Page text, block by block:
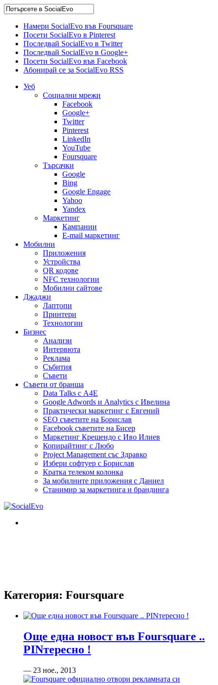
Намери SocialEvo във Foursquare
Посети SocialEvo в Pinterest
Последвай SocialEvo в Twitter
Последвай SocialEvo в Google+
Посети SocialEvo във Facebook
Абонирай се за SocialEvo RSS
Уеб
Социални мрежи
Facebook
Google+
Twitter
Pinterest
LinkedIn
YouTube
Foursquare
Търсачки
Google
Bing
Google Engage
Yahoo
Yandex
Маркетинг
Кампании
E-mail маркетинг
Мобилни
Приложения
Устройства
QR кодове
NFC технологии
Мобилни сайтове
Джаджи
Лаптопи
Принтери
Технологии
Бизнес
Анализи
Интервюта
Реклама
Събития
Съвети
Съвети от бранша
Data Talks с А4Е
Google Adwords и Analytics с Ивелина
Практически маркетинг с Евгений
SEO съветите на Борислав
Facebook съветите на Бисер
Маркетинг Крешендо с Иво Илиев
Копирайтинг с Любо
Project Management със Здравко
Избери софтуер с Борислав
Кратка телеком колонка
За мобилните приложения с Даниел
Станимир за маркетинга и брандинга
Категория: Foursquare
Още една новост във Foursquare ..
PINтересно !
— 23 ное., 2013